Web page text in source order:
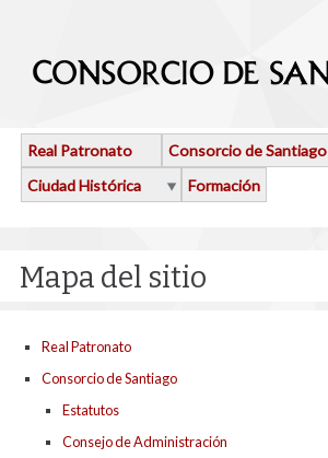
Real Patronato Consorcio de Santiago
Ciudad Histórica
Formación
Mapa del sitio
Real Patronato
Consorcio de Santiago
Estatutos
Consejo de Administración